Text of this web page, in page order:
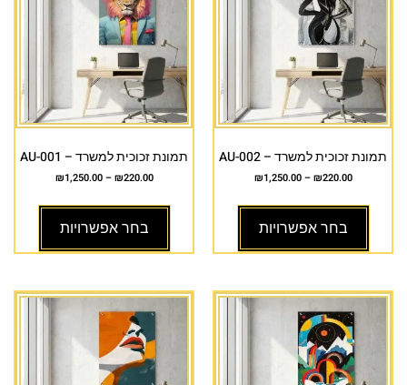
תמונת זכוכית למשרד – AU-002
₪220.00
–
₪1,250.00
בחר אפשרויות
תמונת זכוכית למשרד – AU-001
₪220.00
–
₪1,250.00
בחר אפשרויות